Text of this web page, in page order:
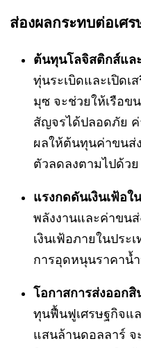
ส่องผลกระทบต่อเศ
ต้นทุนโลจิสติกส์แล
ทุ่นระเบิดและเปิดเ
มุซ จะช่วยให้เรือข
สัญจรได้ปลอดภัย ค่
ผลให้ต้นทุนค่าขนส่
ตัวลดลงตามไปด้วย
แรงกดดันเงินเฟ้อใ
พลังงานและค่าขนส่
เงินเฟ้อภายในประ
การอุดหนุนราคาน้
โอกาสการส่งออกสิ
ทุนฟื้นฟูเศรษฐกิจแ
แสนล้านดอลลาร์ จ